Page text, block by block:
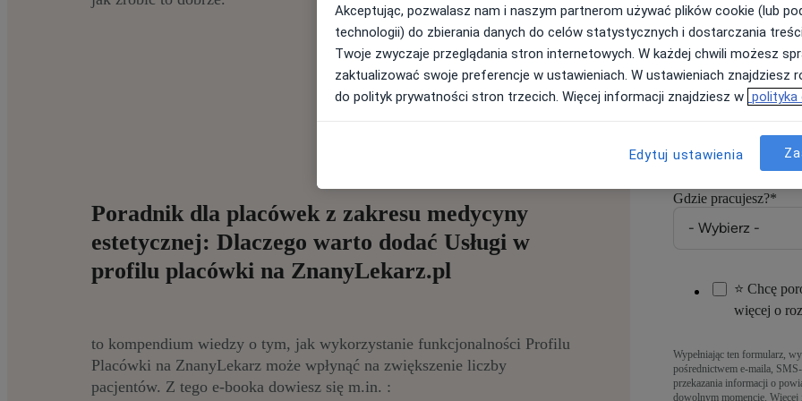
Numer telefonu*
Podaj numer
Gdzie pracujesz?*
⭐ Chcę
więcej o
Wypełniając ten formularz,
pośrednictwem e-maila,
przekazania informacji o
dowolnym momencie.
Poradnik dla placówek z zakresu medycyny
estetycznej: Dlaczego warto dodać Usługi w
profilu placówki na ZnanyLekarz.pl
to kompendium wiedzy o tym, jak wykorzystanie funkcjonalności Profilu
Placówki na ZnanyLekarz może wpłynąć na zwiększenie liczby
pacjentów. Z tego e-booka dowiesz się m.in. :
Akceptując, pozwalasz nam i naszym partnerom używać plików cookie (lub
technologii) do zbierania danych do celów statystycznych i dostarczania
Twoje zwyczaje przeglądania stron internetowych. W każdej chwili możesz
zaktualizować swoje preferencje w ustawieniach. W ustawieniach znajdziesz
do polityk prywatności stron trzecich. Więcej informacji znajdziesz w polityka
Edytuj ustawienia